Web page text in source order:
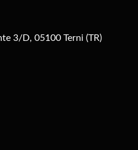
3/D, 05100 Terni (TR)